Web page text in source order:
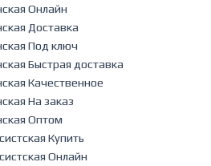
Онлайн
Доставка
Под ключ
Быстрая доставка
Качественное
На заказ
Оптом
Купить
Онлайн